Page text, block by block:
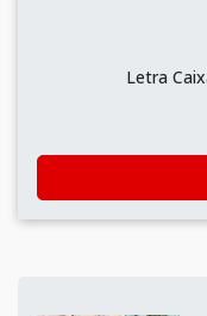
Letra